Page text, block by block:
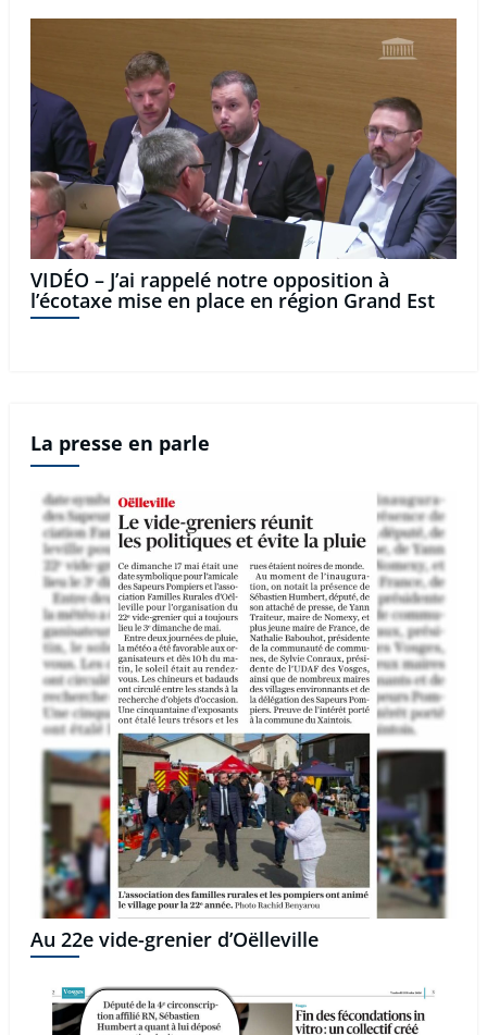
VIDÉO – J’ai rappelé notre opposition à
l’écotaxe mise en place en région Grand Est
La presse en parle
Au 22e vide-grenier d’Oëlleville